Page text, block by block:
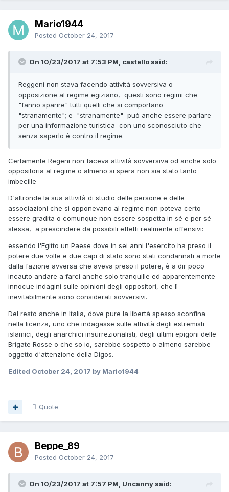
Mario1944
Posted October 24, 2017
On 10/23/2017 at 7:53 PM, castello said:
Reggeni non stava facendo attività sovversiva o
opposizione al regime egiziano, questi sono regimi che
"fanno sparire" tutti quelli che si comportano
"stranamente"; e "stranamente" può anche essere parlare
per una informazione turistica con uno sconosciuto che
senza saperlo è contro il regime.
Certamente Regeni non faceva attività sovversiva od anche solo
oppositoria al regime o almeno si spera non sia stato tanto
imbecille
D'altronde la sua attività di studio delle persone e delle
associazioni che si opponevano al regime non poteva certo
essere gradita o comunque non essere sospetta in sé e per sé
stessa, a prescindere da possibili effetti realmente offensivi:
essendo l'Egitto un Paese dove in sei anni l'esercito ha preso il
potere due volte e due capi di stato sono stati condannati a morte
dalla fazione avversa che aveva preso il potere, è a dir poco
incauto andare a farci anche solo tranquille ed apparentemente
innocue indagini sulle opinioni degli oppositori, che lì
inevitabilmente sono considerati sovversivi.
Del resto anche in Italia, dove pure la libertà spesso sconfina
nella licenza, uno che indagasse sulle attività degli estremisti
islamici, degli anarchici insurrezionalisti, degli ultimi epigoni delle
Brigate Rosse o che so io, sarebbe sospetto o almeno sarebbe
oggetto d'attenzione della Digos.
Edited October 24, 2017 by Mario1944
Quote
Beppe_89
Posted October 24, 2017
On 10/23/2017 at 7:57 PM, Uncanny said: